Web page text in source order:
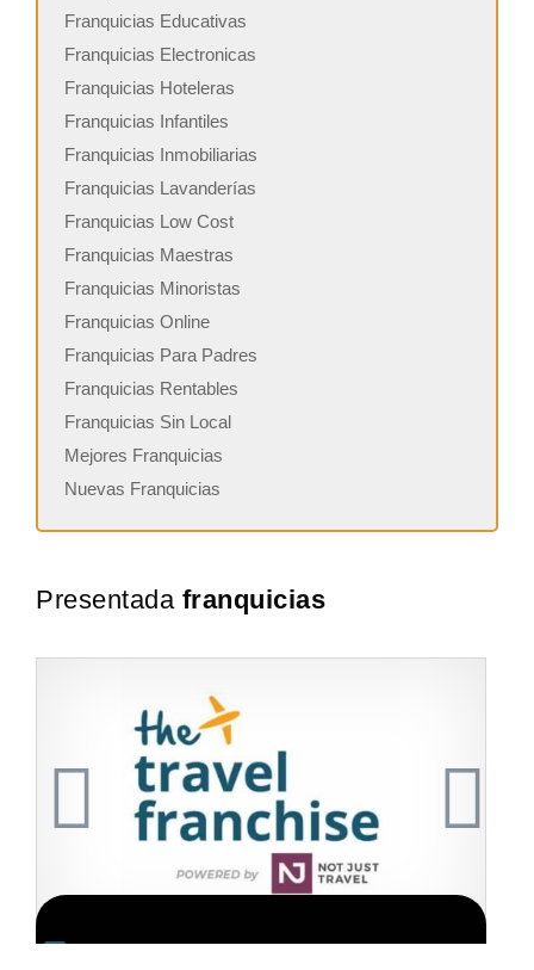
Franquicias Educativas
Franquicias Electronicas
Franquicias Hoteleras
Franquicias Infantiles
Franquicias Inmobiliarias
Franquicias Lavanderías
Franquicias Low Cost
Franquicias Maestras
Franquicias Minoristas
Franquicias Online
Franquicias Para Padres
Franquicias Rentables
Franquicias Sin Local
Mejores Franquicias
Nuevas Franquicias
Presentada franquicias